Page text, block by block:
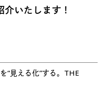
いたします！
“見える化”する。THE